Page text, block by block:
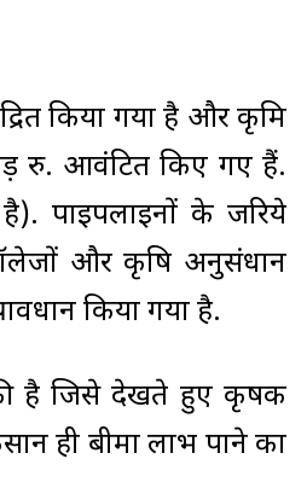
किया गया है और कृत्रिम
रु. आवंटित किए गए हैं.
पाइपलाइनों के जरिये
और कृषि अनुसंधान
किया गया है.
है जिसे देखते हुए कृषक
ही बीमा लाभ पाने का